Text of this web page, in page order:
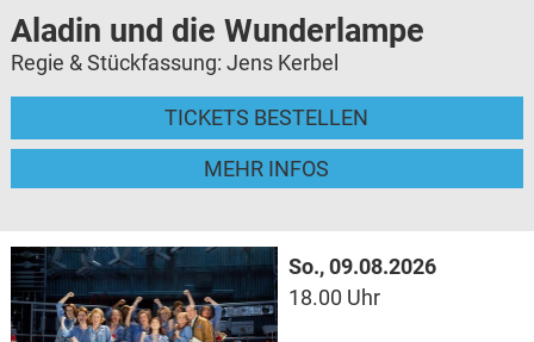
Aladin und die Wunderlampe
Regie & Stückfassung: Jens Kerbel
TICKETS BESTELLEN
MEHR INFOS
So., 09.08.2026
18.00 Uhr